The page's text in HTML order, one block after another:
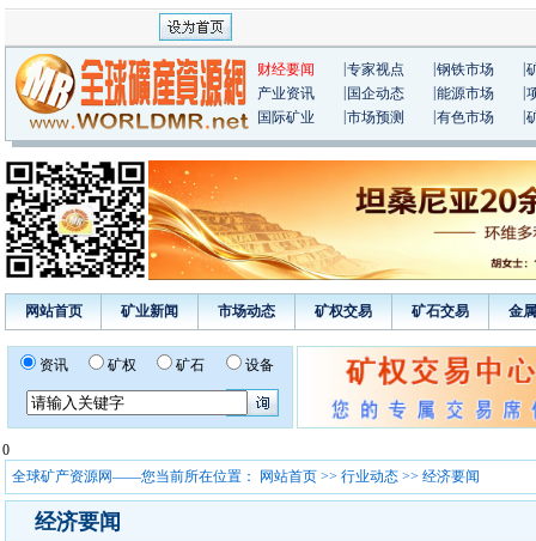
财经要闻 专家视点 钢铁市场
产业资讯
国企动态 能源市场
国际矿业
市场预测 有色市场
网站首页 矿业新闻 市场动态 矿权交易 矿石交易 金
资讯 矿权 矿石 设备
0
全球矿产资源网——您当前所在位置：
网站首页 >> 行业动态 >> 经济要闻
经济要闻